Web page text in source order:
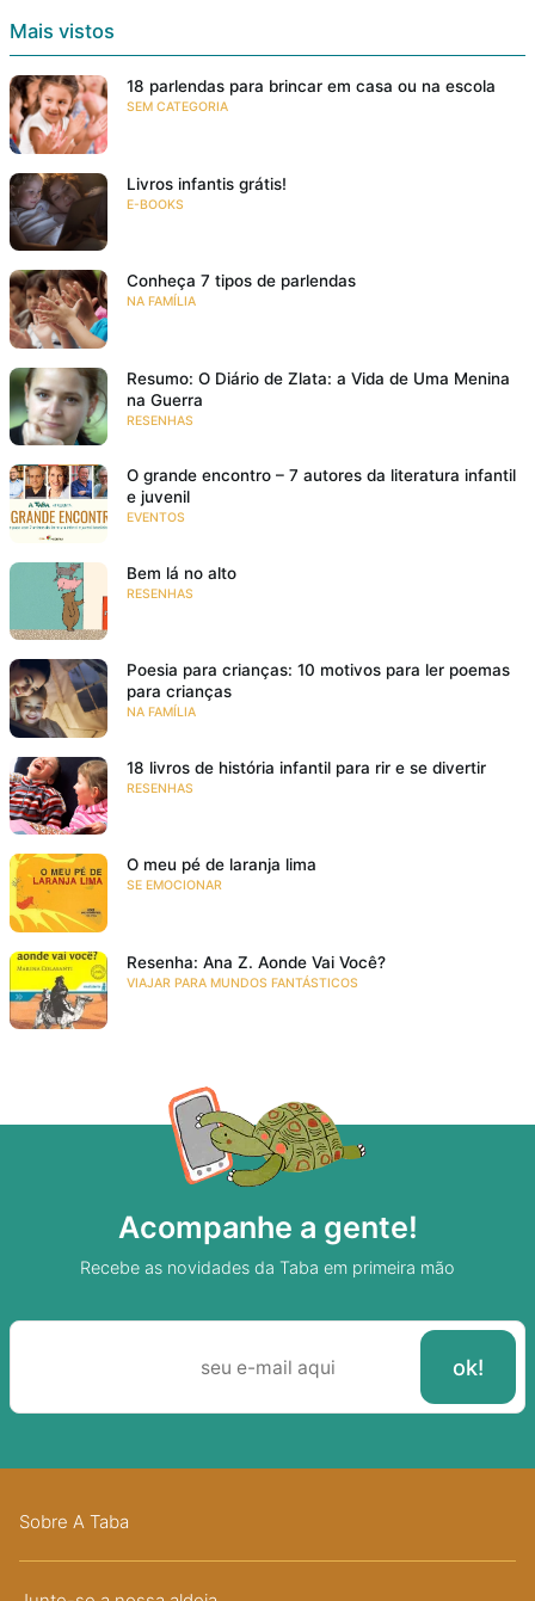
Mais vistos
18 parlendas para brincar em casa ou na escola
SEM CATEGORIA
Livros infantis grátis!
E-BOOKS
Conheça 7 tipos de parlendas
NA FAMÍLIA
Resumo: O Diário de Zlata: a Vida de Uma Menina
na Guerra
RESENHAS
O grande encontro – 7 autores da literatura infantil
e juvenil
EVENTOS
Bem lá no alto
RESENHAS
Poesia para crianças: 10 motivos para ler poemas
para crianças
NA FAMÍLIA
18 livros de história infantil para rir e se divertir
RESENHAS
O meu pé de laranja lima
SE EMOCIONAR
Resenha: Ana Z. Aonde Vai Você?
VIAJAR PARA MUNDOS FANTÁSTICOS
Acompanhe a gente!
Recebe as novidades da Taba em primeira mão
Sobre A Taba